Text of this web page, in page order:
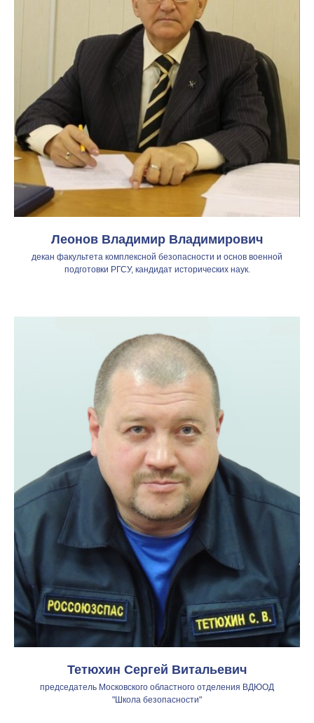
Леонов Владимир Владимирович
декан факультета комплексной безопасности и основ военной
подготовки РГСУ, кандидат исторических наук.
Тетюхин Сергей Витальевич
председатель Московского областного отделения ВДЮОД
"Школа безопасности"